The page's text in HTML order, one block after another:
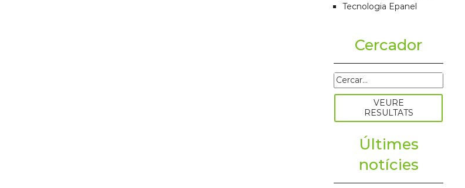
Tecnologia Epanel
Cercador
Últimes
notícies